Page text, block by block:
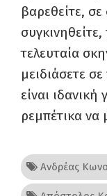
βαρεθείτε,
τελευταία
μειδιάσετε
είναι
ρεμπέτικα να
Ανδρέας